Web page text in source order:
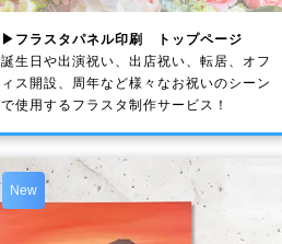
▶フラスタパネル印刷 トップページ
誕生日や出演祝い、出店祝い、転居、オフ
ィス開設、周年など様々なお祝いのシーン
で使用するフラスタ制作サービス！
New